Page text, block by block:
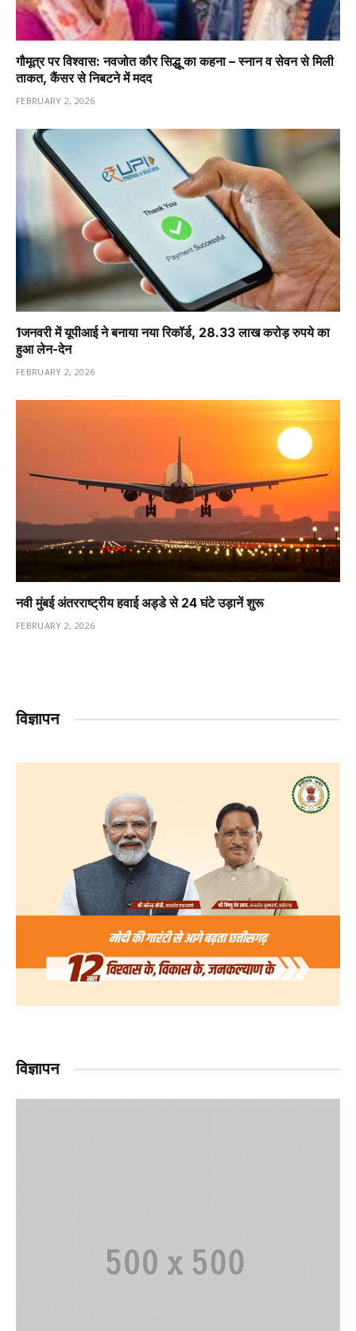
गौमूत्र पर विश्वास: नवजोत कौर सिद्धू का कहना – स्नान व सेवन से मिली
ताकत, कैंसर से निबटने में मदद
FEBRUARY 2, 2026
1️जनवरी में यूपीआई ने बनाया नया रिकॉर्ड, 28.33 लाख करोड़ रुपये का
हुआ लेन-देन
FEBRUARY 2, 2026
नवी मुंबई अंतरराष्ट्रीय हवाई अड्डे से 24 घंटे उड़ानें शुरू
FEBRUARY 2, 2026
विज्ञापन
विज्ञापन